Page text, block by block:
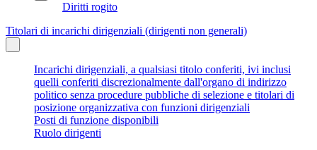
Diritti rogito
Titolari di incarichi dirigenziali (dirigenti non generali)
Incarichi dirigenziali, a qualsiasi titolo conferiti, ivi inclusi
quelli conferiti discrezionalmente dall'organo di indirizzo
politico senza procedure pubbliche di selezione e titolari di
posizione organizzativa con funzioni dirigenziali
Posti di funzione disponibili
Ruolo dirigenti